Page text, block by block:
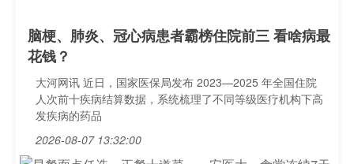
脑梗、肺炎、冠心病患者霸榜住院前三 看啥病最
花钱？
大河网讯 近日，国家医保局发布 2023—2025 年全国住院
人次前十疾病结算数据，系统梳理了不同等级医疗机构下高
发疾病的药品
2026-08-07 13:32:00